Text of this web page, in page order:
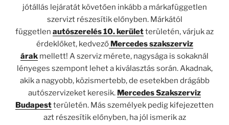
jótállás lejáratát követően inkább a márkafüggetlen
szervizt részesítik előnyben. Márkától
független autószerelés 10. kerületterületén, várjuk az
érdeklőket, kedvezőMercedes szakszerviz
árak mellett! A szerviz mérete, nagysága is sokaknál
lényeges szempont lehet a kiválasztás során. Akadnak,
akik a nagyobb, közismertebb, de esetekben drágább
autószervizeket keresik. Mercedes Szakszerviz
Budapestterületén. Más személyek pedig kifejezetten
azt részesítik előnyben, ha jól ismerik az